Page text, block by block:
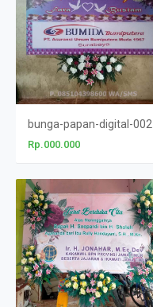
bunga-papan-digital-002
Rp.000.000